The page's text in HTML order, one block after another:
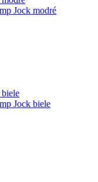
Jock modré
Jock biele